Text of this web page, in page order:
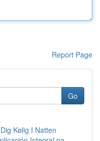
Report Page
Go
Kølig I Natten